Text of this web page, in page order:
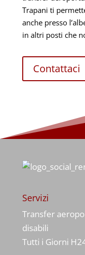
Trapani ti
anche presso
in altri posti che
Contattaci
Servizi
Transfer
disabili
Tutti i Giorni